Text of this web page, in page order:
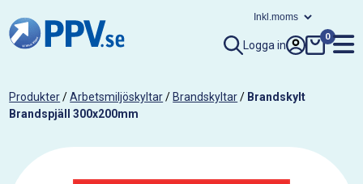
Logga in
0
Produkter/Arbetsmiljöskyltar/ Brandskyltar/ Brandskylt
Brandspjäll 300x200mm